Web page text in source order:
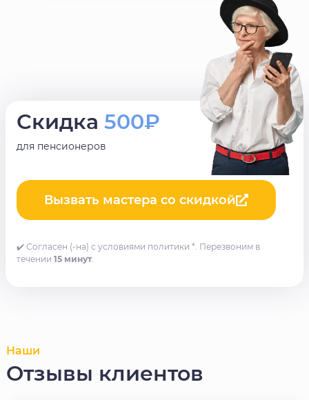
Скидка 500₽
для пенсионеров
Вызвать мастера со скидкой
✔️ Согласен (-на) с условиями политики *. Перезвоним в
течении 15 минут.
Наши
Отзывы клиентов